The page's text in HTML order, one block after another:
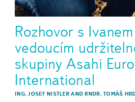
Rozhovor s
vedoucím
skupiny Asahi
International
ING. JOSEF NISTLER AND RNDR. TOMÁŠ